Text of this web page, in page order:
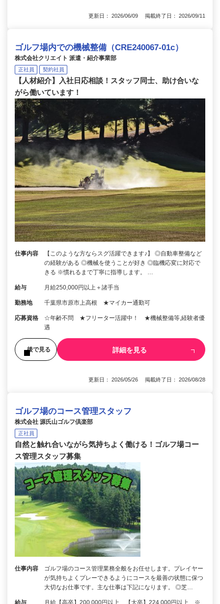
更新日： 2026/06/09 掲載終了日： 2026/09/11
ゴルフ場内での機械整備（CRE240067-01c）
株式会社クリエイト 派遣・紹介事業部
正社員 契約社員
【人材紹介】入社日応相談！スタッフ同士、助け合いな
がら働いています！
仕事内容
【このような方ならスグ活躍できます♪】 ◎自動車整備など
の経験がある ◎機械を使うことが好き ◎臨機応変に対応で
きる ※慣れるまで丁寧に指導します。 …
給与 月給250,000円以上＋諸手当
勤務地 千葉県市原市上高根 ★マイカー通勤可
応募資格
☆年齢不問 ★フリーター活躍中！ ★機械整備等,経験者優
遇
後で見る 詳細を見る
更新日： 2026/05/26 掲載終了日： 2026/08/28
ゴルフ場のコース管理スタッフ
株式会社 源氏山ゴルフ倶楽部
正社員
自然と触れ合いながら気持ちよく働ける！ゴルフ場コー
ス管理スタッフ募集
仕事内容
ゴルフ場のコース管理業務全般をお任せします。プレイヤー
が気持ちよくプレーできるようにコースを最善の状態に保つ
大切なお仕事です。主な仕事は下記になります。 ◎芝…